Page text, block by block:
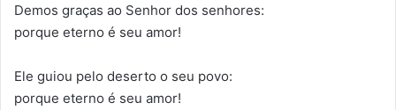
Demos graças ao Senhor dos senhores:
porque eterno é seu amor!
Ele guiou pelo deserto o seu povo:
porque eterno é seu amor!